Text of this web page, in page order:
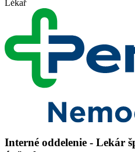
Lékař
Interné oddelenie - Lekár